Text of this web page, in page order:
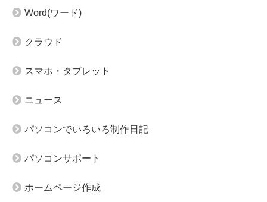
Word(ワード)
クラウド
スマホ・タブレット
ニュース
パソコンでいろいろ制作日記
パソコンサポート
ホームページ作成